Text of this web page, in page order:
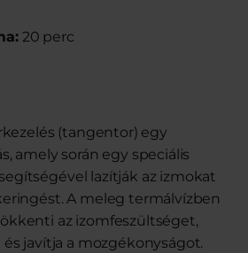
20 perc
(tangentor) egy
amely során egy speciális
lazítják az izmokat
A meleg termálvízben
az izomfeszültséget,
javítja a mozgékonyságot.